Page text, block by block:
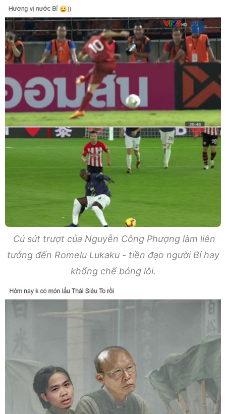
Cú sút trượt của Nguyễn Công Phượng làm liên
tưởng đến Romelu Lukaku - tiền đạo người Bỉ hay
khống chế bóng lỗi.